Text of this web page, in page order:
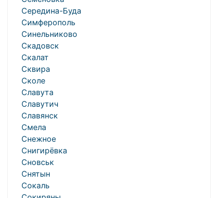
Середина-Буда
Симферополь
Синельниково
Скадовск
Скалат
Сквира
Сколе
Славута
Славутич
Славянск
Смела
Снежное
Снигирёвка
Сновськ
Снятын
Сокаль